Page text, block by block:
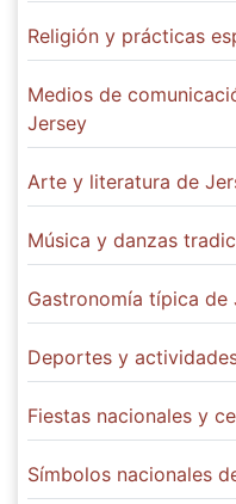
Religión y prácticas
Medios de
Jersey
Arte y literatura de
Música y danzas
Gastronomía típica de
Deportes y
Fiestas nacionales y
Símbolos nacionales